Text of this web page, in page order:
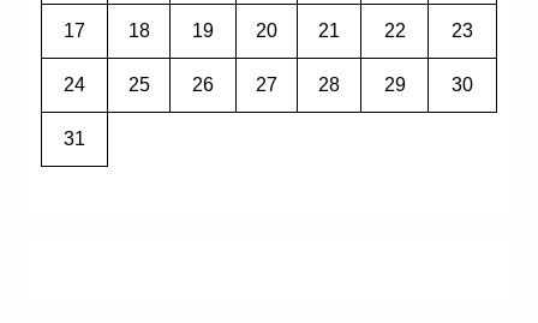
17 18 19 20 21 22 23
24 25 26 27 28 29 30
31